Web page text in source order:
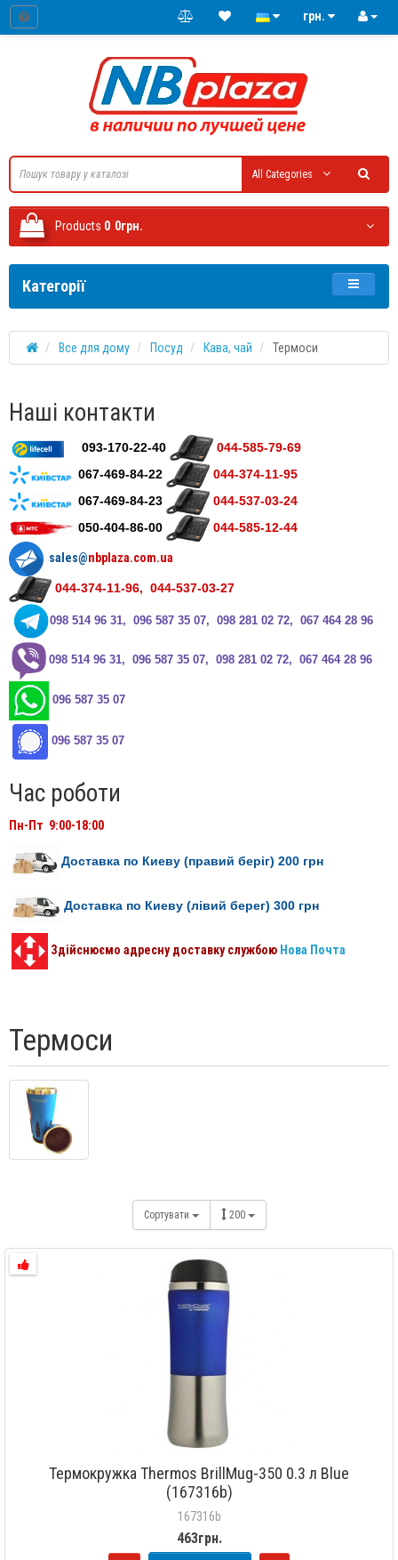
грн.
All Categories
Products 0 0грн.
Категорії
Все для дому Посуд Кава, чай Термоси
Наші контакти
093-170-22-40
044-585-79-69
067-469-84-22
044-374-11-95
067-469-84-23
044-537-03-24
050-404-86-00
044-585-12-44
sales@nbplaza.com.ua
044-374-11-96, 044-537-03-27
098 514 96 31, 096 587 35 07, 098 281 02 72, 067 464 28 96
098 514 96 31, 096 587 35 07, 098 281 02 72, 067 464 28 96
096 587 35 07
096 587 35 07
Час роботи
Пн-Пт 9:00-18:00
Доставка по Киеву (правий беріг) 200 грн
Доставка по Киеву (лівий берег) 300 грн
Здійснюємо адресну доставку службою Нова Почта
Термоси
Сортувати 200
Термокружка Thermos BrillMug-350 0.3 л Blue
(167316b)
167316b
463грн.